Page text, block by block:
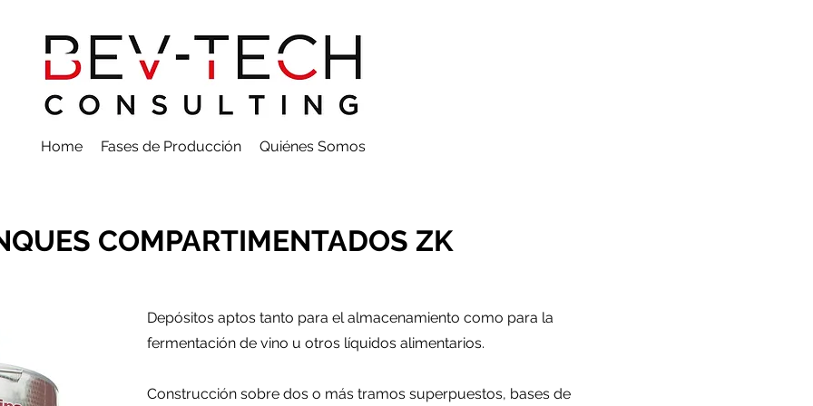
Home Fases de Producción Quiénes Somos
COMPARTIMENTADOS ZK
Depósitos aptos tanto para el almacenamiento como para la
fermentación de vino u otros líquidos alimentarios.
Construcción sobre dos o más tramos superpuestos, bases de